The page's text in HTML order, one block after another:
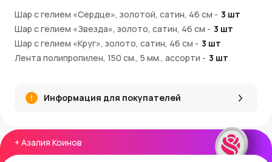
+ Азалия Коинов
Наполнение гелием обеспечивает плавный парящий
эффект
Лента аккуратно связывает композицию и добавляет
стиль
Купить композицию можно в AzaliaNow с доставкой по
Коинов.
Идеальный акцент вашего праздника
Шар с гелием «Сердце», золотой, сатин, 46 см - 3 шт
Шар с гелием «Звезда», золото, сатин, 46 см - 3 шт
Шар с гелием «Круг», золото, сатин, 46 см - 3 шт
Лента полипропилен, 150 см., 5 мм., ассорти - 3 шт
Информация для покупателей